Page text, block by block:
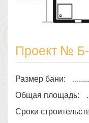
Проект №
Размер бани:
Общая площадь:
Сроки